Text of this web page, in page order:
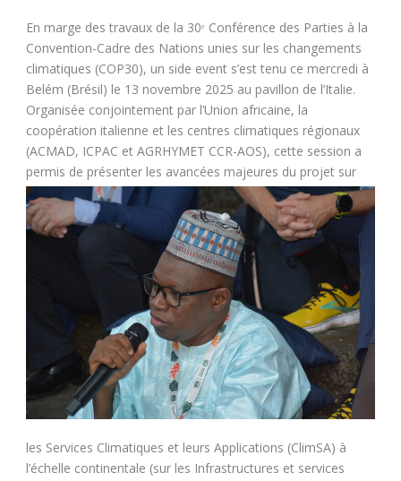
En marge des travaux de la 30ᵉ Conférence des Parties à la
Convention-Cadre des Nations unies sur les changements
climatiques (COP30), un side event s’est tenu ce mercredi à
Belém (Brésil) le 13 novembre 2025 au pavillon de l’Italie.
Organisée conjointement par l’Union africaine, la
coopération italienne et les centres climatiques régionaux
(ACMAD, ICPAC et AGRHYMET CCR-AOS), cette session a
permis de présenter les avancées majeures du projet sur
les Services Climatiques et leurs Applications (ClimSA) à
l’échelle continentale (sur les Infrastructures et services